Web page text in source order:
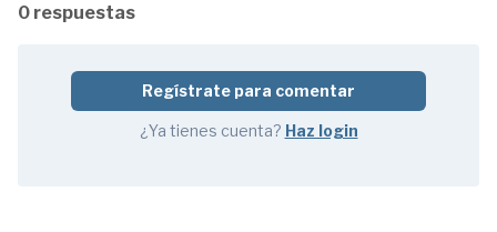
0 respuestas
Regístrate para comentar
¿Ya tienes cuenta? Haz login